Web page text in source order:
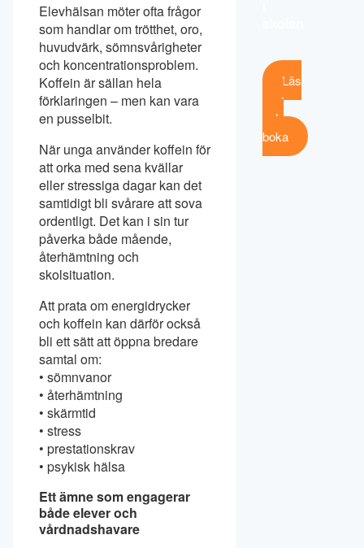
Elevhälsan möter ofta frågor
som handlar om trötthet, oro,
huvudvärk, sömnsvårigheter
och koncentrationsproblem.
Koffein är sällan hela
förklaringen – men kan vara
en pusselbit.
När unga använder koffein för
att orka med sena kvällar
eller stressiga dagar kan det
samtidigt bli svårare att sova
ordentligt. Det kan i sin tur
påverka både mående,
återhämtning och
skolsituation.
Att prata om energidrycker
och koffein kan därför också
bli ett sätt att öppna bredare
samtal om:
• sömnvanor
• återhämtning
• skärmtid
• stress
• prestationskrav
• psykisk hälsa
Ett ämne som engagerar
både elever och
vårdnadshavare
Läs
mer
och
boka